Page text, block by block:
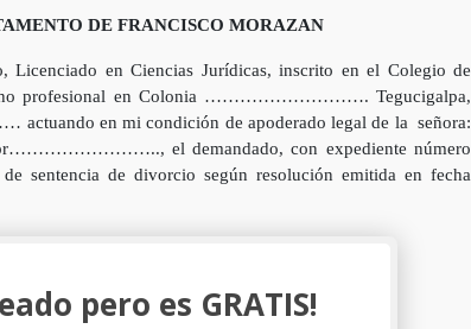
DE FRANCISCO MORAZAN
Licenciado en Ciencias Jurídicas, inscrito en el Colegio de
profesional en Colonia ………………………. Tegucigalpa,
en mi condición de apoderado legal de la señora:
el demandado, con expediente número
de divorcio según resolución emitida en fecha
pero es GRATIS!